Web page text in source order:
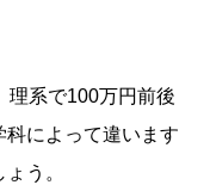
理系で100万円前後
によって違います
う。